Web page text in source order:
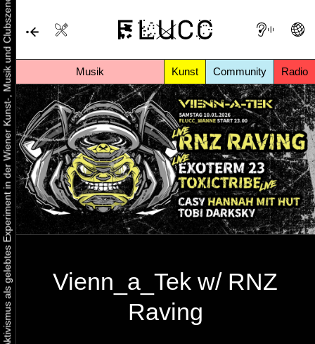
Musik Kunst Community Radio
Urbaner Aktivismus als gelebtes Experiment in der Wiener Kunst-, Musik und Clubszene
Vienn_a_Tek w/ RNZ
Raving